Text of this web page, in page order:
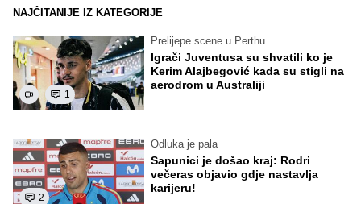
NAJČITANIJE IZ KATEGORIJE
1
Prelijepe scene u Perthu
Igrači Juventusa su shvatili ko je
Kerim Alajbegović kada su stigli na
aerodrom u Australiji
2
Odluka je pala
Sapunici je došao kraj: Rodri
večeras objavio gdje nastavlja
karijeru!